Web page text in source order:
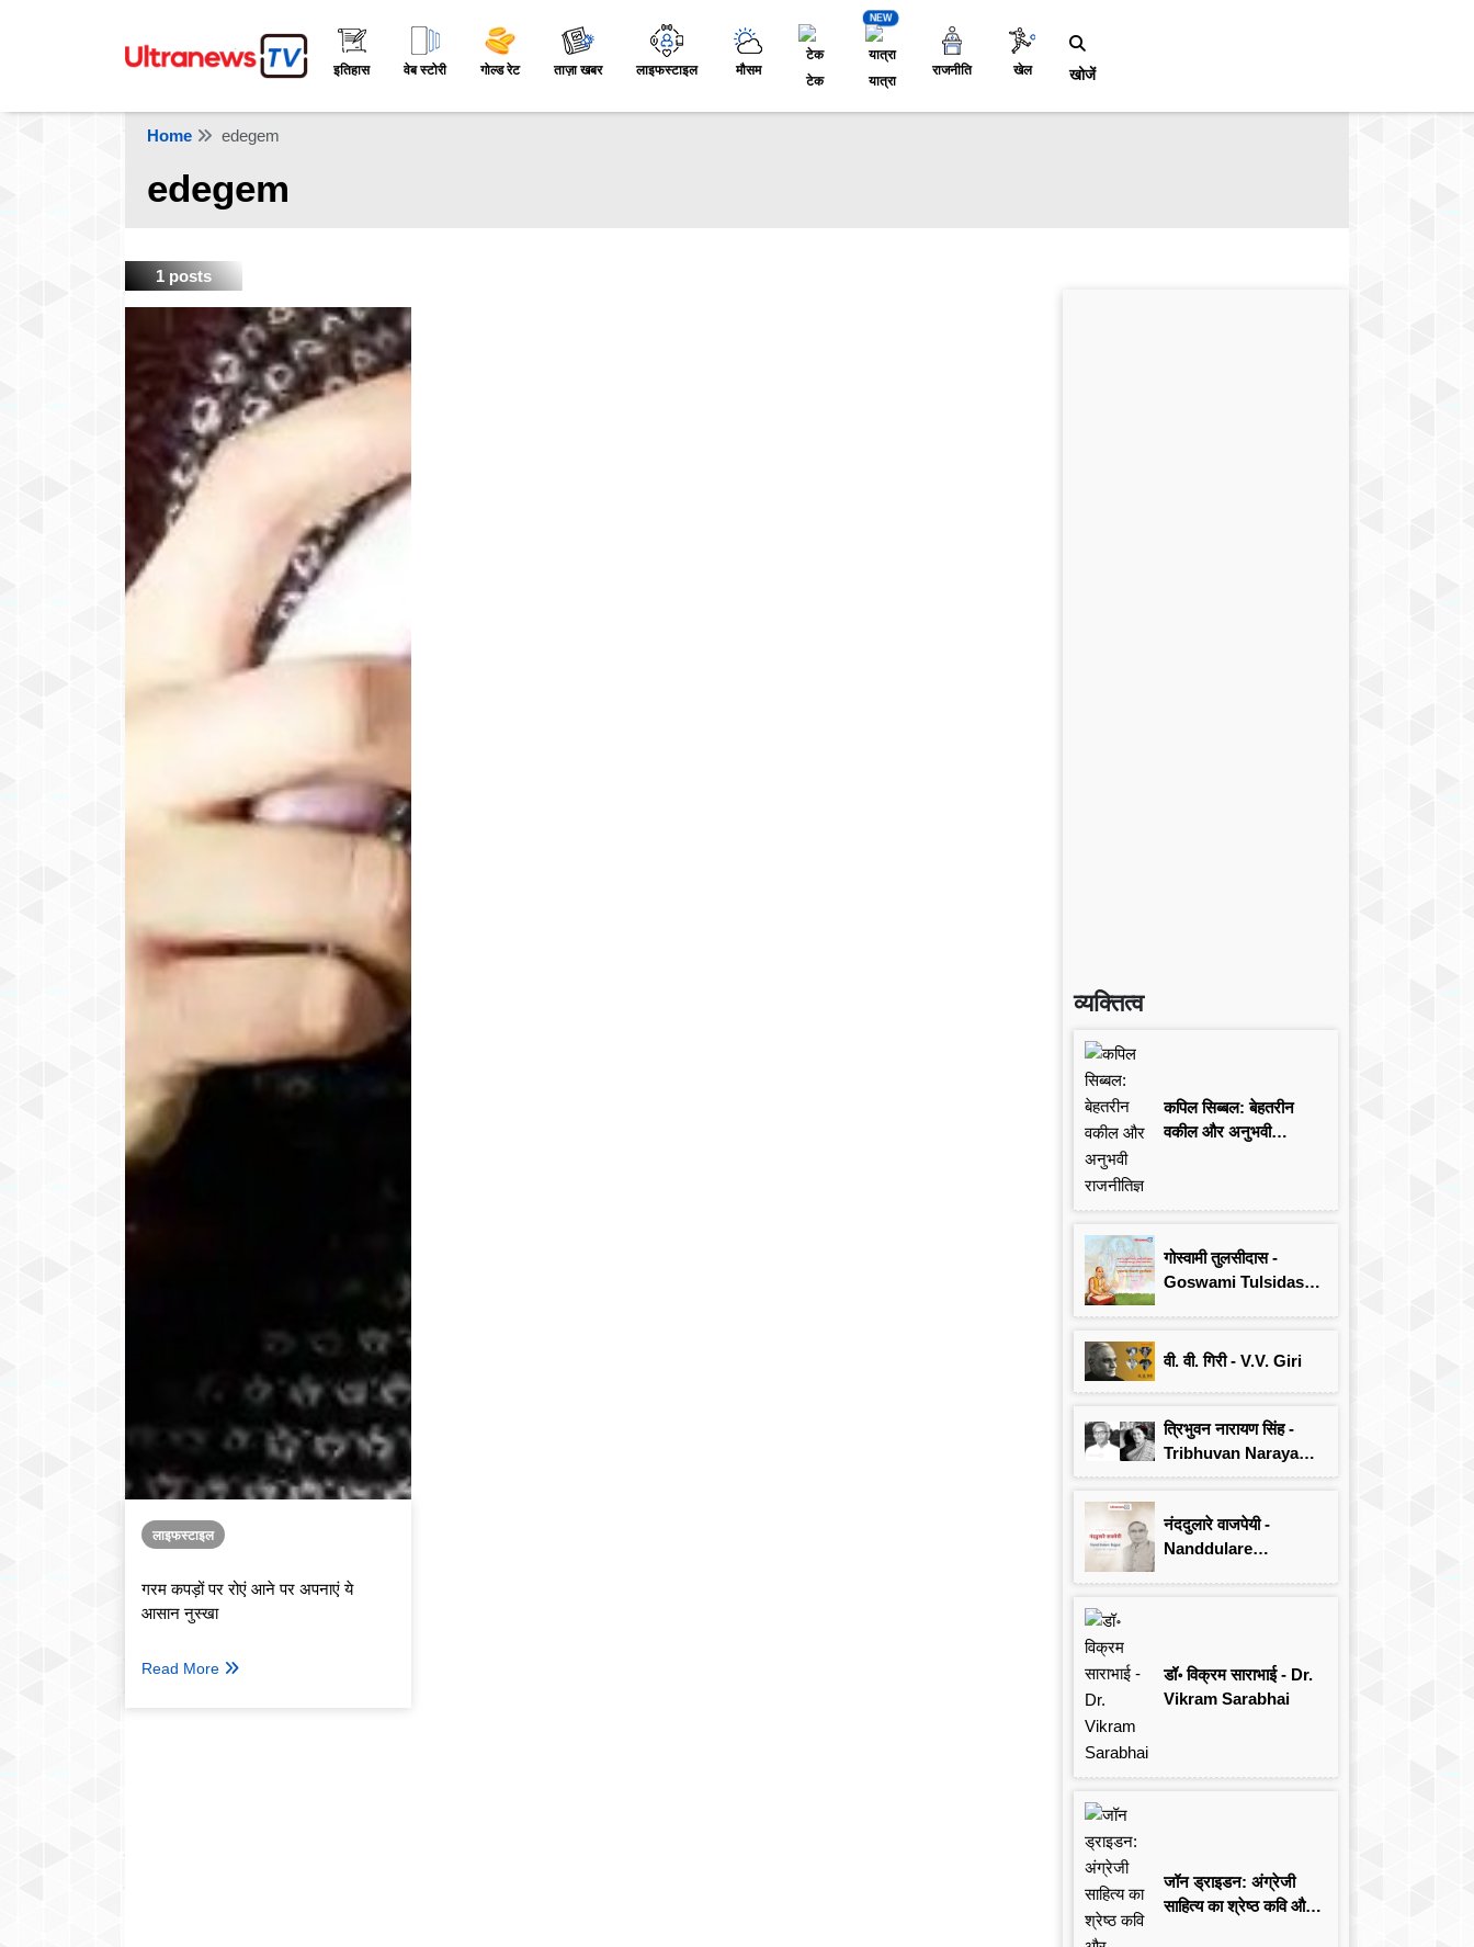
इतिहास वेब स्टोरी गोल्ड रेट ताज़ा खबर लाइफस्टाइल मौसम
टेक
NEW
यात्रा
राजनीति खेल खोजें
Home edegem
edegem
1 posts
लाइफस्टाइल
गरम कपड़ों पर रोएं आने पर अपनाएं ये
आसान नुस्खा
Read More
व्यक्तित्व
कपिल सिब्बल: बेहतरीन
वकील और अनुभवी
गोस्वामी तुलसीदास -
Goswami Tulsidas:
वी. वी. गिरी - V.V. Giri
त्रिभुवन नारायण सिंह -
Tribhuvan Narayan
Singh
नंददुलारे वाजपेयी -
Nanddulare
डॉ॰ विक्रम साराभाई - Dr.
Vikram Sarabhai
जॉन ड्राइडन: अंग्रेजी
साहित्य का श्रेष्ठ कवि और